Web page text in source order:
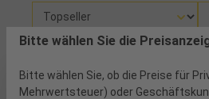
Bitte wählen Sie die
Bitte wählen Sie, ob die Preise für
Mehrwertsteuer) oder